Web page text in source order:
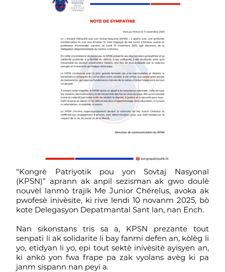
“Kongrè Patriyotik pou yon Sovtaj Nasyonal
(KPSN)” aprann ak anpil sezisman ak gwo doulè
nouvèl lanmò trajik Me Junior Chérelus, avoka ak
pwofesè inivèsite, ki rive lendi 10 novanm 2025, bò
kote Delegasyon Depatmantal Sant lan, nan Ench.
Nan sikonstans tris sa a, KPSN prezante tout
senpati li ak solidarite li bay fanmi defen an, kòlèg li
yo, etidyan li yo, epi tout sektè inivèsitè ayisyen an,
ki ankò yon fwa frape pa zak vyolans avèg ki pa
janm sispann nan peyi a.